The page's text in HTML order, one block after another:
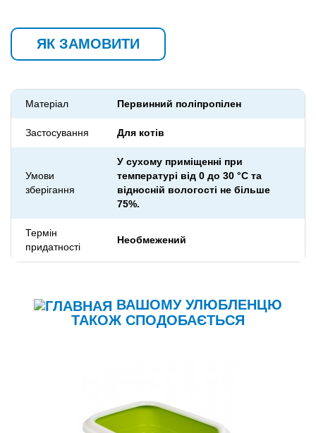
ЯК ЗАМОВИТИ
Матеріал Первинний поліпропілен
Застосування Для котів
Умови
зберігання
У сухому приміщенні при
температурі від 0 до 30 °С та
відносній вологості не більше
75%.
Термін
придатності
Необмежений
ВАШОМУ УЛЮБЛЕНЦЮ
ТАКОЖ СПОДОБАЄТЬСЯ